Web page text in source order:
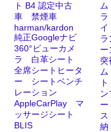
ト B4 認定中古
車 禁煙車
harman/kardon
純正Googleナビ
360°ビューカメ
ラ 白革シート
全席シートヒータ
ー シートベンチ
レーション
AppleCarPlay マ
ッサージシート
BLIS
突
納